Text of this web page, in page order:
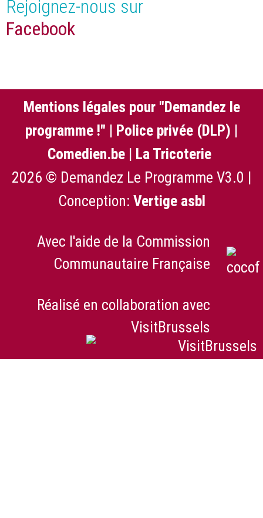
Rejoignez-nous sur
Facebook
Mentions légales pour "Demandez le
programme !" | Police privée (DLP) |
Comedien.be | La Tricoterie
2026 © Demandez Le Programme V3.0 |
Conception: Vertige asbl
Avec l'aide de la Commission
Communautaire Française
Réalisé en collaboration avec
VisitBrussels